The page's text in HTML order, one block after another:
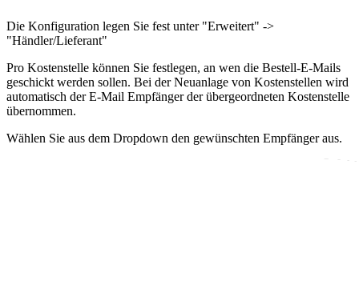
Die Konfiguration legen Sie fest unter "Erweitert" ->
"Händler/Lieferant"
Pro Kostenstelle können Sie festlegen, an wen die Bestell-E-Mails
geschickt werden sollen. Bei der Neuanlage von Kostenstellen wird
automatisch der E-Mail Empfänger der übergeordneten Kostenstelle
übernommen.
Wählen Sie aus dem Dropdown den gewünschten Empfänger aus.